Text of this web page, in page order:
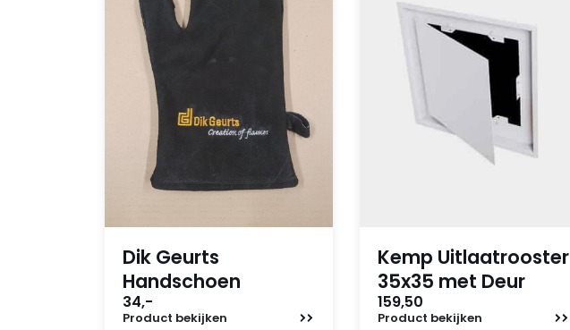
Dik Geurts
Handschoen
34,-
Product bekijken
Kemp Uitlaatrooster
35x35 met Deur
159,50
Product bekijken